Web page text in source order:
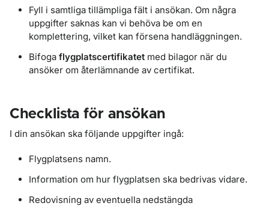
Fyll i samtliga tillämpliga fält i ansökan. Om några
uppgifter saknas kan vi behöva be om en
komplettering, vilket kan försena handläggningen.
Bifoga flygplatscertifikatet med bilagor när du
ansöker om återlämnande av certifikat.
Checklista för ansökan
I din ansökan ska följande uppgifter ingå:
Flygplatsens namn.
Information om hur flygplatsen ska bedrivas vidare.
Redovisning av eventuella nedstängda